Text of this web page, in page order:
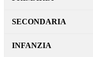
SECONDARIA
INFANZIA